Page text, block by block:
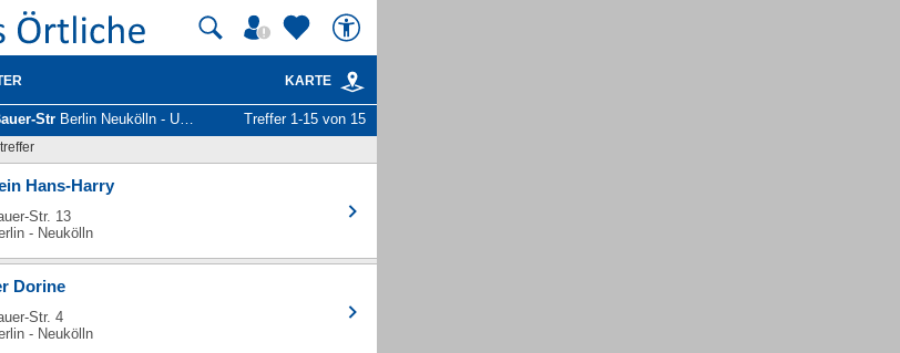
KARTE
Str Berlin Neukölln - Unternehmen und Personen Treffer 1-15 von 15
Hans-Harry
Str. 13
- Neukölln
Dorine
Str. 4
- Neukölln